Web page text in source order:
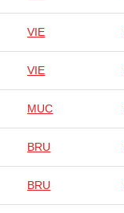
VIE
VIE
MUC
BRU
BRU